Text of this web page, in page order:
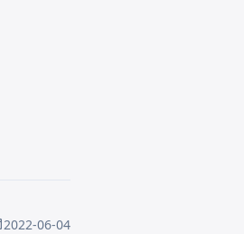
2022-06-04